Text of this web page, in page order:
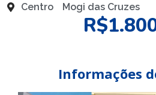
Centro
Mogi das Cruzes
Informações